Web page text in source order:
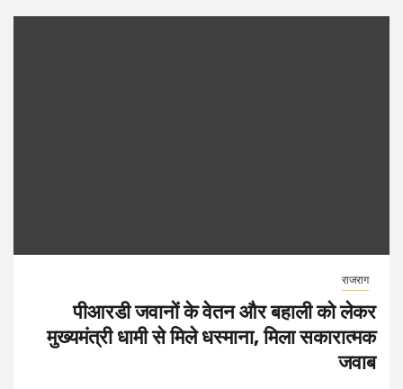
राजराग
पीआरडी जवानों के वेतन और बहाली को लेकर
मुख्यमंत्री धामी से मिले धस्माना, मिला सकारात्मक
जवाब